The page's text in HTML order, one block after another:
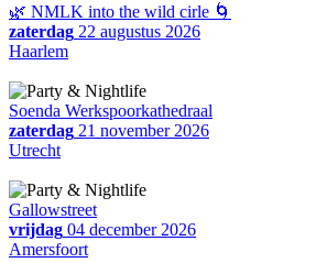
🌿 NMLK into the wild cirle 🌀
zaterdag 22 augustus 2026
Haarlem
Soenda Werkspoorkathedraal
zaterdag 21 november 2026
Utrecht
Gallowstreet
vrijdag 04 december 2026
Amersfoort